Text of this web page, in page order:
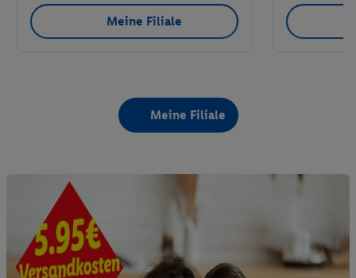
Meine Filiale
Meine Filiale